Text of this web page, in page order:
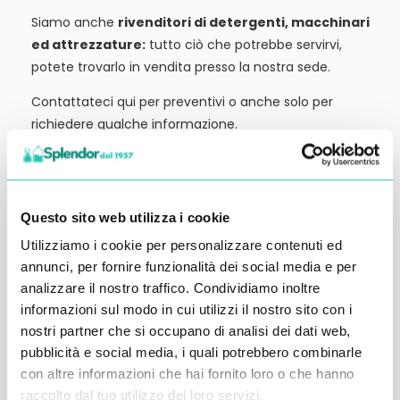
Questo sito web utilizza i cookie
Utilizziamo i cookie per personalizzare contenuti ed
annunci, per fornire funzionalità dei social media e per
analizzare il nostro traffico. Condividiamo inoltre
informazioni sul modo in cui utilizzi il nostro sito con i
nostri partner che si occupano di analisi dei dati web,
pubblicità e social media, i quali potrebbero combinarle
con altre informazioni che hai fornito loro o che hanno
raccolto dal tuo utilizzo dei loro servizi.
Siamo anche rivenditori di detergenti, macchinari
ed attrezzature: tutto ciò che potrebbe servirvi,
potete trovarlo in vendita presso la nostra sede.
Contattateci qui per preventivi o anche solo per
richiedere qualche informazione.
Ci vediamo al prossimo articolo.
Alessandro Alfonsetti
Inserisci i tuoi dati qui, ti ricontatteremo
entro 48 ore